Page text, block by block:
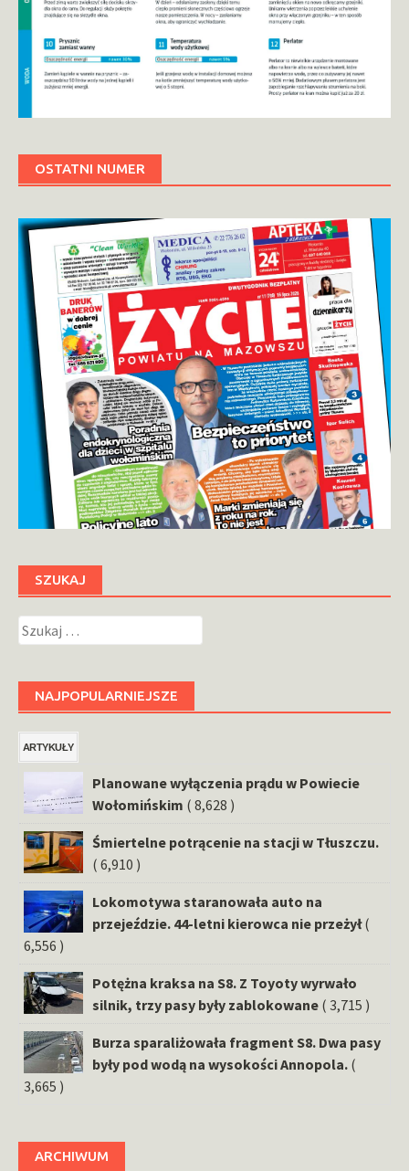
OSTATNI NUMER
SZUKAJ
Szukaj:
NAJPOPULARNIEJSZE
ARTYKUŁY
Planowane wyłączenia prądu w Powiecie
Wołomińskim ( 8,628 )
Śmiertelne potrącenie na stacji w Tłuszczu.
( 6,910 )
Lokomotywa staranowała auto na
przejeździe. 44-letni kierowca nie przeżył (
6,556 )
Potężna kraksa na S8. Z Toyoty wyrwało
silnik, trzy pasy były zablokowane ( 3,715 )
Burza sparaliżowała fragment S8. Dwa pasy
były pod wodą na wysokości Annopola. (
3,665 )
ARCHIWUM